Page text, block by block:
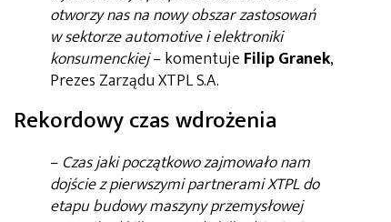
otworzy nas na nowy obszar zastosowań
w sektorze automotive i elektroniki
konsumenckiej– komentuje Filip Granek,
Prezes Zarządu XTPL S.A.
Rekordowy czas wdrożenia
– Czas jaki początkowo zajmowało nam
dojście z pierwszymi partnerami XTPL do
etapu budowy maszyny przemysłowej